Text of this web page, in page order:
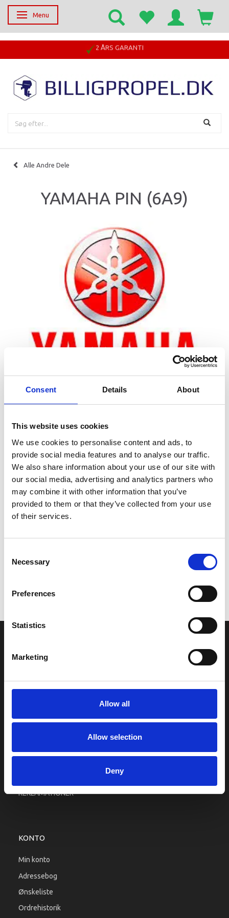
Consent Details About
This website uses cookies
We use cookies to personalise content and ads, to
provide social media features and to analyse our traffic.
We also share information about your use of our site with
our social media, advertising and analytics partners who
may combine it with other information that you’ve
provided to them or that they’ve collected from your use
of their services.
Selection
Necessary
Preferences
Statistics
Marketing
Allow all
Allow selection
Deny
Skifte navigation
Menu
2 ÅRS GARANTI
Alle Andre Dele
YAMAHA PIN (6A9)
Leveringstid er 5-6 dag(e)
Model/varenr.: 9024304M0000
59,11 DKK
Vi oplever i øjeblikket store og hyppige prisændringer i markedet.
Derfor kan der i enkelte tilfælde være produkter, som ikke kan
leveres, eller hvor prisen afviger fra det viste. Vi kontakter dig
REKLAMATIONER
KONTO
Min konto
Adressebog
Ønskeliste
Ordrehistorik